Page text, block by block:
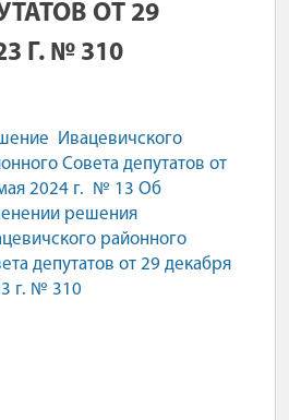
ОТ 29
Г. № 310
Ивацевичского
Совета депутатов от
2024 г. № 13 Об
решения
районного
депутатов от 29 декабря
г. № 310